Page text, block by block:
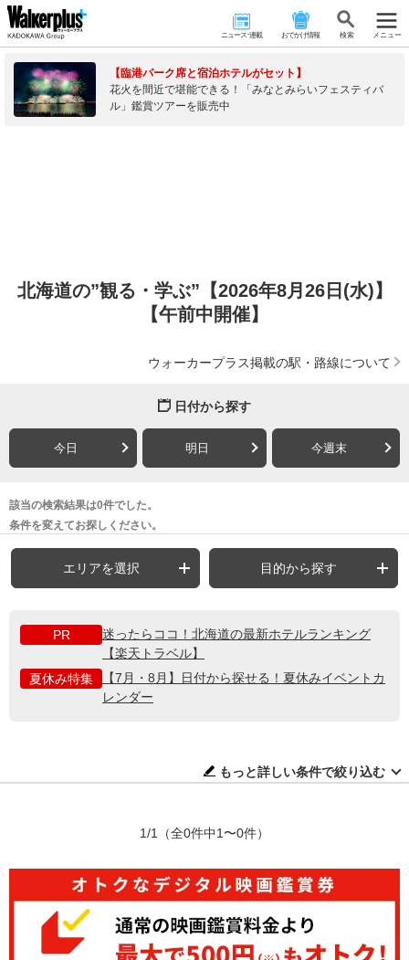
ニュース･連載 おでかけ情報 検 索 メニュー
【臨港パーク席と宿泊ホテルがセット】
花火を間近で堪能できる！「みなとみらいフェスティバ
ル」鑑賞ツアーを販売中
北海道の”観る・学ぶ”【2026年8月26日(水)】
【午前中開催】
ウォーカープラス掲載の駅・路線について
日付から探す
今日 明日 今週末
該当の検索結果は0件でした。
条件を変えてお探しください。
エリアを選択 目的から探す
PR
迷ったらココ！北海道の最新ホテルランキング
【楽天トラベル】
夏休み特集
【7月・8月】日付から探せる！夏休みイベントカ
レンダー
もっと詳しい条件で絞り込む
1/1 （全0件中1〜0件）